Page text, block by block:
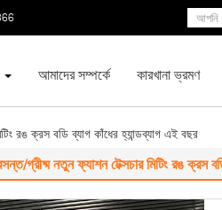
আমাদের সম্পর্কে কারখানা ভ্রমণ
রঙ ক্রস বডি ব্যাগ কাঁধের হ্যান্ডব্যাগ এই বছর
গ্রীষ্ম নতুন ফ্যাশন টেক্সচার মিটিং রঙ ক্রস